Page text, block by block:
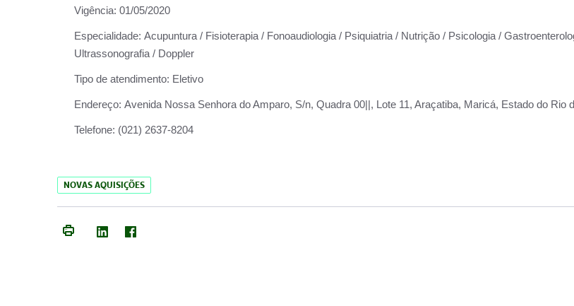
Vigência: 01/05/2020
Especialidade: Acupuntura / Fisioterapia / Fonoaudiologia / Psiquiatria / Nutrição / Psicologia /
Ultrassonografia / Doppler
Tipo de atendimento: Eletivo
Endereço: Avenida Nossa Senhora do Amparo, S/n, Quadra 00||, Lote 11, Araçatiba, Maricá, Estado do Rio
Telefone: (021) 2637-8204
NOVAS AQUISIÇÕES